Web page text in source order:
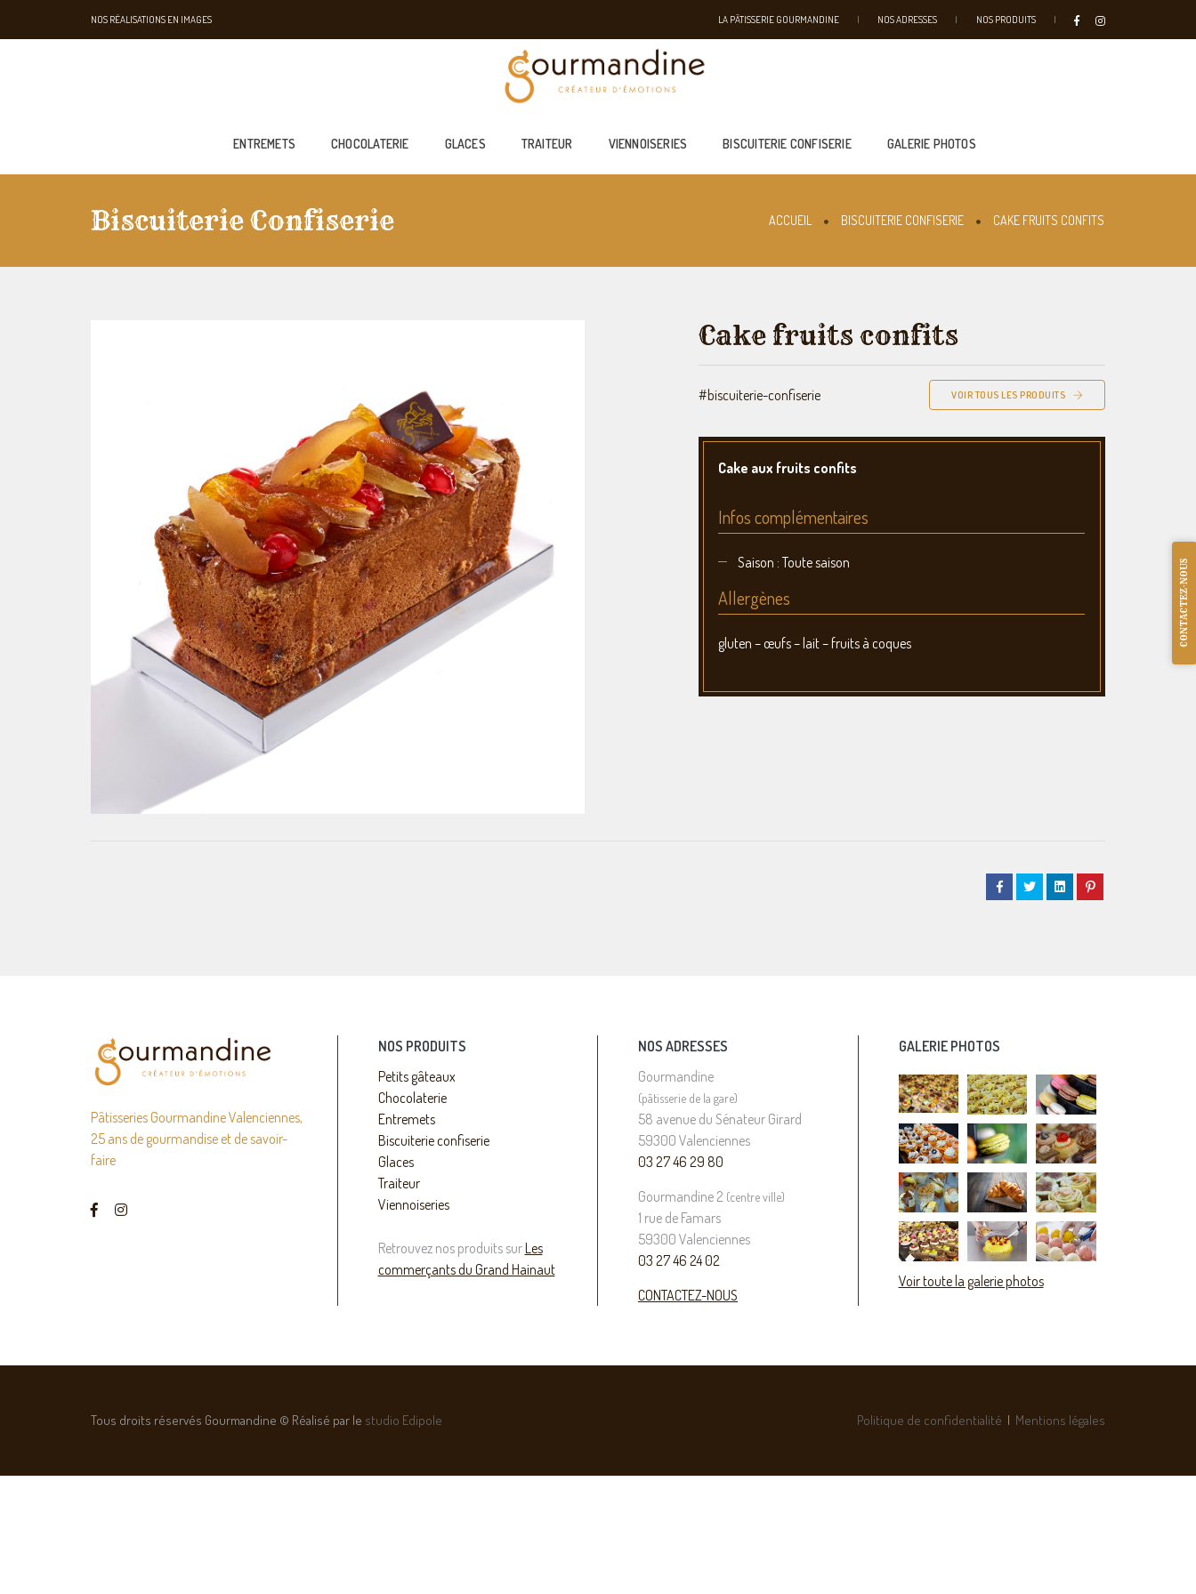
NOS RÉALISATIONS EN IMAGES LA PÂTISSERIE GOURMANDINE NOS ADRESSES NOS PRODUITS
ENTREMETS CHOCOLATERIE GLACES TRAITEUR VIENNOISERIES BISCUITERIE CONFISERIE GALERIE PHOTOS
Biscuiterie Confiserie ACCUEIL BISCUITERIE CONFISERIE CAKE FRUITS CONFITS
Cake fruits confits
#biscuiterie-confiserie VOIR TOUS LES PRODUITS
Cake aux fruits confits
Infos complémentaires
Saison : Toute saison
Allergènes
gluten – œufs – lait – fruits à coques
Pâtisseries Gourmandine Valenciennes,
25 ans de gourmandise et de savoir-
faire
NOS PRODUITS
Petits gâteaux
Chocolaterie
Entremets
Biscuiterie confiserie
Glaces
Traiteur
Viennoiseries
Retrouvez nos produits surLes
commerçants du Grand Hainaut
NOS ADRESSES
Gourmandine
(pâtisserie de la gare)
58 avenue du Sénateur Girard
59300 Valenciennes
03 27 46 29 80
Gourmandine 2 (centre ville)
1 rue de Famars
59300 Valenciennes
03 27 46 24 02
CONTACTEZ-NOUS
GALERIE PHOTOS
Voir toute la galerie photos
Tous droits réservés Gourmandine © Réalisé par le studio Edipole Politique de confidentialité | Mentions légales
CONTACTEZ-NOUS